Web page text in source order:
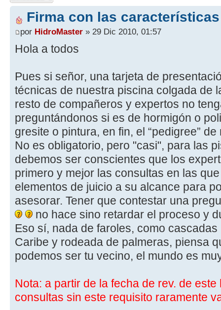
Firma con las
por HidroMaster » 29 Dic 2010, 01:57
Hola a todos
Pues si señor, una tarjeta de
técnicas de nuestra piscina colgada de
resto de compañeros y expertos no
preguntándonos si es de hormigón o
gresite o pintura, en fin, el “pedigree”
No es obligatorio, pero "casi", para las
debemos ser conscientes que los
primero y mejor las consultas en las
elementos de juicio a su alcance para
asesorar. Tener que contestar una
no hace sino retardar el proceso y
Eso sí, nada de faroles, como
Caribe y rodeada de palmeras, piensa
podemos ser tu vecino, el mundo es
Nota: a partir de la fecha de rev. de
consultas sin este requisito raramente